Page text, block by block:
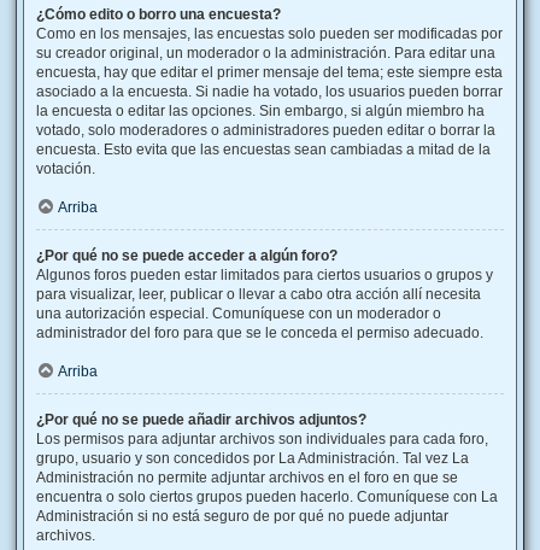
¿Cómo edito o borro una encuesta?
Como en los mensajes, las encuestas solo pueden ser modificadas por
su creador original, un moderador o la administración. Para editar una
encuesta, hay que editar el primer mensaje del tema; este siempre esta
asociado a la encuesta. Si nadie ha votado, los usuarios pueden borrar
la encuesta o editar las opciones. Sin embargo, si algún miembro ha
votado, solo moderadores o administradores pueden editar o borrar la
encuesta. Esto evita que las encuestas sean cambiadas a mitad de la
votación.
Arriba
¿Por qué no se puede acceder a algún foro?
Algunos foros pueden estar limitados para ciertos usuarios o grupos y
para visualizar, leer, publicar o llevar a cabo otra acción allí necesita
una autorización especial. Comuníquese con un moderador o
administrador del foro para que se le conceda el permiso adecuado.
Arriba
¿Por qué no se puede añadir archivos adjuntos?
Los permisos para adjuntar archivos son individuales para cada foro,
grupo, usuario y son concedidos por La Administración. Tal vez La
Administración no permite adjuntar archivos en el foro en que se
encuentra o solo ciertos grupos pueden hacerlo. Comuníquese con La
Administración si no está seguro de por qué no puede adjuntar
archivos.